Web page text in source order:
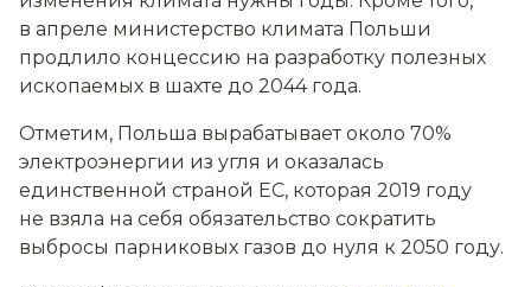
в апреле министерство климата Польши
продлило концессию на разработку полезных
ископаемых в шахте до 2044 года.
Отметим, Польша вырабатывает около 70%
электроэнергии из угля и оказалась
единственной страной ЕС, которая 2019 году
не взяла на себя обязательство сократить
выбросы парниковых газов до нуля к 2050 году.